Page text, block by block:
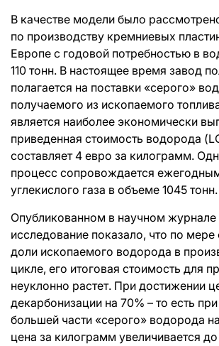
В качестве модели было
по производству кремниевых
Европе с годовой потребностью в
110 тонн. В настоящее время завод
полагается на поставки «серого»
получаемого из ископаемого
является наиболее экономически
приведенная стоимость водорода
составляет 4 евро за килограмм.
процесс сопровождается
углекислого газа в объеме 1045 тонн.
Опубликованном в научном журнале
исследование показало, что по
доли ископаемого водорода в
цикле, его итоговая стоимость для
неуклонно растет. При достижении
декарбонизации на 70% – то есть
большей части «серого» водорода
цена за килограмм увеличивается